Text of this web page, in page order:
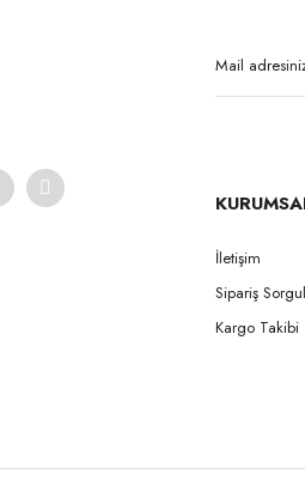
İletişim
Sipariş
Kargo Takibi